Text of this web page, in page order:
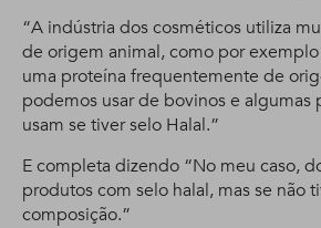
“A indústria dos cosméticos utiliza
de origem animal, como por
uma proteína frequentemente de
podemos usar de bovinos e algumas
usam se tiver selo Halal.”
E completa dizendo “No meu caso,
produtos com selo halal, mas se não
composição.”